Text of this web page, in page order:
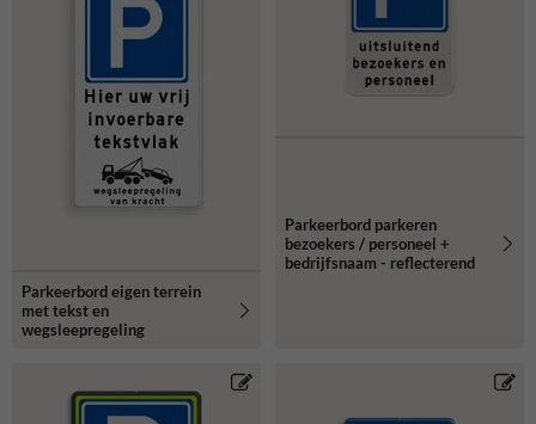
Parkeerbord eigen terrein
met tekst en
wegsleepregeling
Parkeerbord parkeren
bezoekers / personeel +
bedrijfsnaam - reflecterend